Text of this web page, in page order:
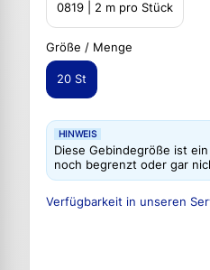
0819 | 2 m pro Stück
Größe / Menge
20 St
HINWEIS
Diese Gebindegröße ist
noch begrenzt oder gar
Verfügbarkeit in unseren